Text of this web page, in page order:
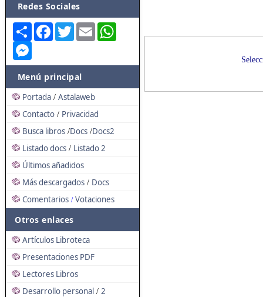
Redes Sociales
Share FacebookTwitterEmail
Menú principal
Portada / Astalaweb
Contacto / Privacidad
Busca libros /Docs /Docs2
Listado docs / Listado 2
Últimos añadidos
Más descargados / Docs
Comentarios / Votaciones
Otros enlaces
Artículos Libroteca
Presentaciones PDF
Lectores Libros
Desarrollo personal / 2